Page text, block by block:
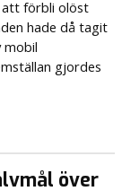
att förbli olöst
hade då tagit
gjordes
över